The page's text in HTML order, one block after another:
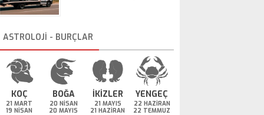
ASTROLOJİ - BURÇLAR
KOÇ
21 MART
19 NİSAN
BOĞA
20 NİSAN
20 MAYIS
İKİZLER
21 MAYIS
21 HAZİRAN
YENGEÇ
22 HAZİRAN
22 TEMMUZ